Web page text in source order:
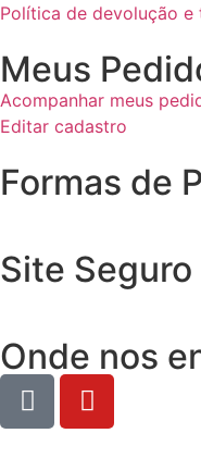
Política de devolução e
Meus
Acompanhar meus
Editar cadastro
Formas de
Site Seguro
Onde nos